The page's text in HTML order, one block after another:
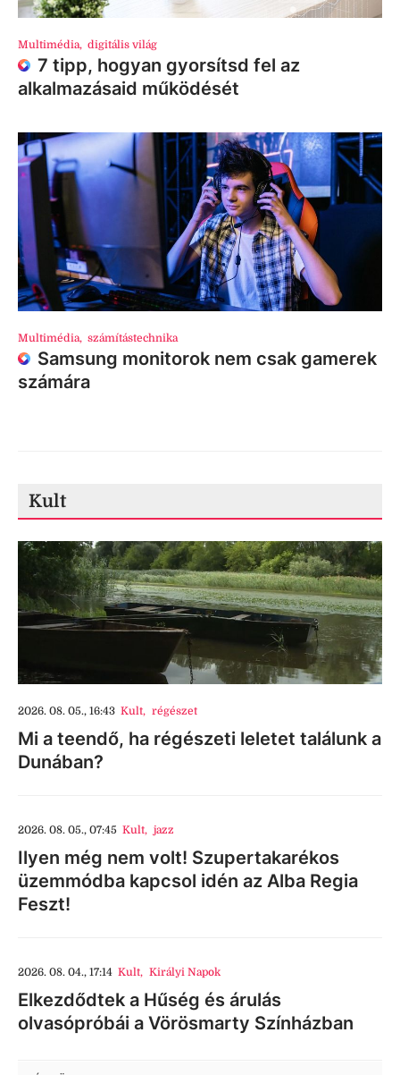
Multimédia, digitális világ
7 tipp, hogyan gyorsítsd fel az
alkalmazásaid működését
Multimédia, számítástechnika
Samsung monitorok nem csak gamerek
számára
Kult
2026. 08. 05., 16:43 Kult, régészet
Mi a teendő, ha régészeti leletet találunk a
Dunában?
2026. 08. 05., 07:45 Kult, jazz
Ilyen még nem volt! Szupertakarékos
üzemmódba kapcsol idén az Alba Regia
Feszt!
2026. 08. 04., 17:14 Kult, Királyi Napok
Elkezdődtek a Hűség és árulás
olvasópróbái a Vörösmarty Színházban